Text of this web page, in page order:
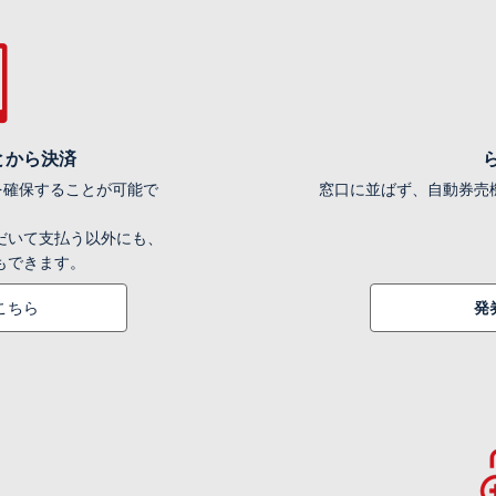
から決済
保することが可能で
て支払う以外にも、
きます。
ちら
窓口に並ばず、自動券
発